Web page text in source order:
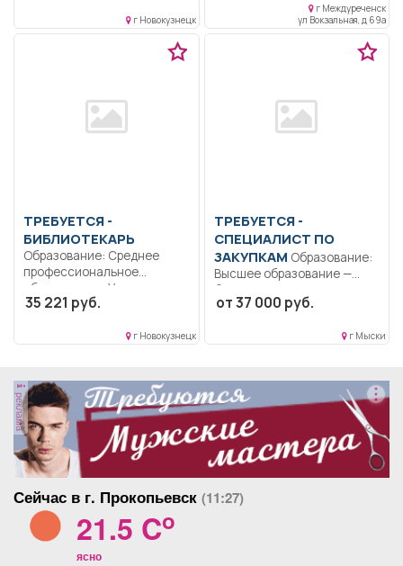
г Новокузнецк
г Междуреченск
ул Вокзальная, д 69а
ТРЕБУЕТСЯ -
БИБЛИОТЕКАРЬ
Образование: Среднее
профессиональное
образование.. Участвует в
реализации основной
35 221 руб.
г Новокузнецк
ТРЕБУЕТСЯ -
СПЕЦИАЛИСТ ПО
ЗАКУПКАМ
Высшее образование —
бакалавриат.. Составление
закупочную документацию,
от 37 000 руб.
г Мыски
реклама
Сейчас в г. Прокопьевск (11:27)
21.5 Co
ясно